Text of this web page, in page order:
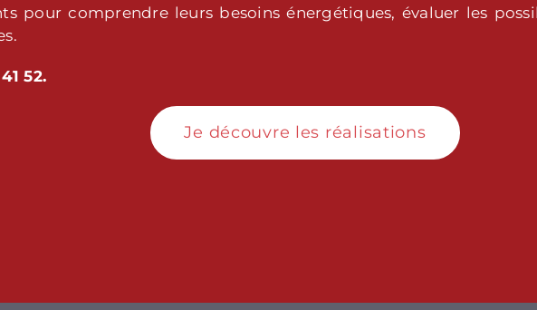
pour comprendre leurs besoins énergétiques, évaluer les
52.
Je découvre les réalisations